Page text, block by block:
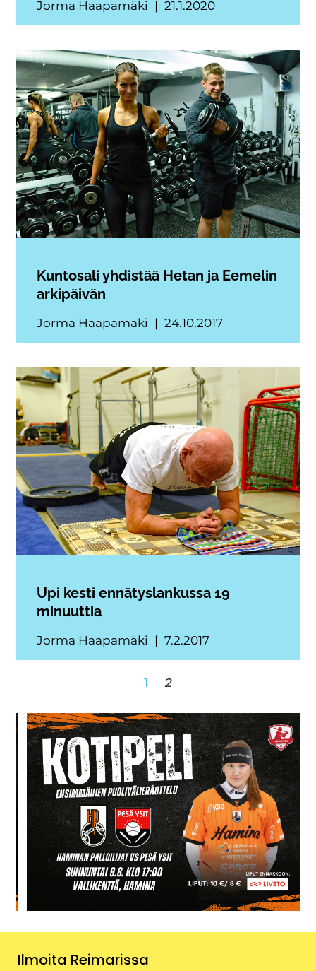
Jorma Haapamäki 21.1.2020
Kuntosali yhdistää Hetan ja Eemelin
arkipäivän
Jorma Haapamäki 24.10.2017
Upi kesti ennätyslankussa 19
minuuttia
Jorma Haapamäki 7.2.2017
1 2
Ilmoita Reimarissa